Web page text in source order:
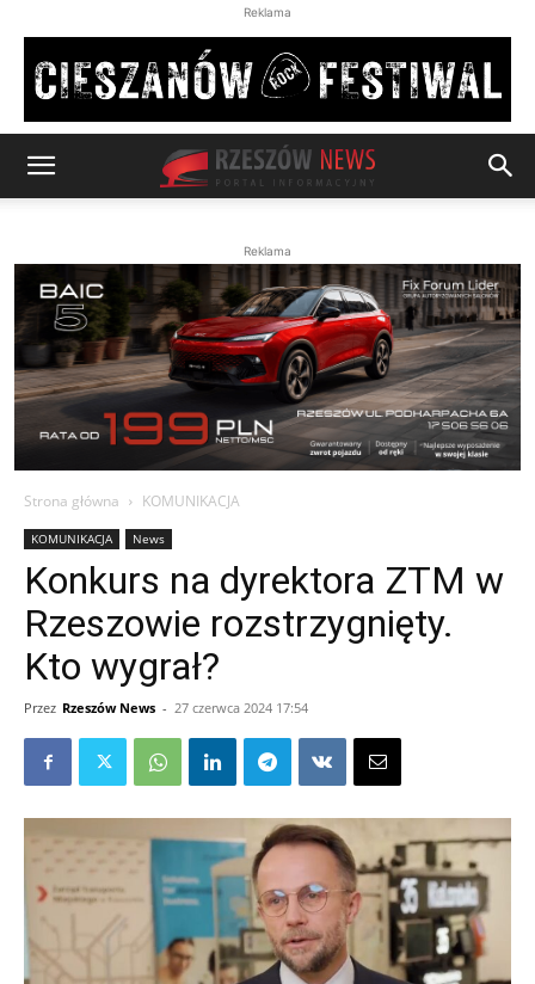
Reklama
Reklama
Strona główna KOMUNIKACJA
KOMUNIKACJA News
Konkurs na dyrektora ZTM w
Rzeszowie rozstrzygnięty.
Kto wygrał?
Przez Rzeszów News - 27 czerwca 2024 17:54